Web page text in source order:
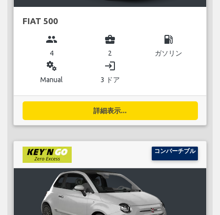
FIAT 500
group
4
business_center
2
local_gas_station
ガソリン
miscellaneous_services
Manual
login
3 ドア
詳細表示...
コンバーチブル